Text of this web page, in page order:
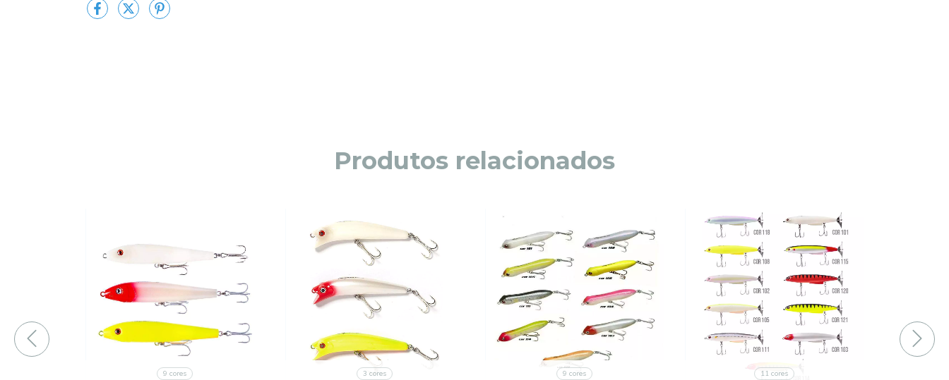
Produtos relacionados
9 cores 3 cores 9 cores 11 cores